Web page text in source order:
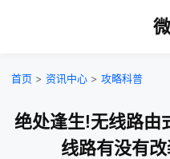
首页 > 资讯中心 > 攻略科普
绝处逢生!无线路由
线路有没有